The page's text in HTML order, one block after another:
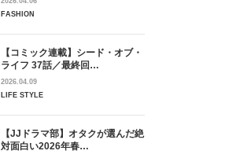
FASHION
【コミック連載】シード・オブ・
ライフ 37話／最終回…
2026.04.09
LIFE STYLE
【JJドラマ部】オタクが選んだ絶
対面白い2026年春…